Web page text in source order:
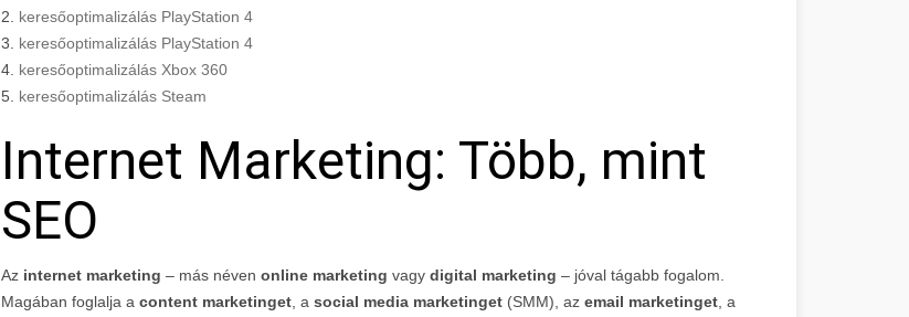
2. keresőoptimalizálás PlayStation 4
3. keresőoptimalizálás PlayStation 4
4. keresőoptimalizálás Xbox 360
5. keresőoptimalizálás Steam
Internet Marketing: Több, mint
SEO
Az internet marketing – más néven online marketing vagy digital marketing – jóval tágabb fogalom.
Magában foglalja a content marketinget , a social media marketinget (SMM), az email marketinget , a